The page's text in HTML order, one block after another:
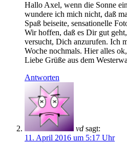
Hallo Axel, wenn die Sonne
wundere ich mich nicht, daß
Spaß beiseite, sensationelle
Wir hoffen, daß es Dir gut
versucht, Dich anzurufen. Ich
Woche nochmals. Hier alles
Liebe Grüße aus dem
Antworten
vd sagt:
11. April 2016 um 5:17 Uhr